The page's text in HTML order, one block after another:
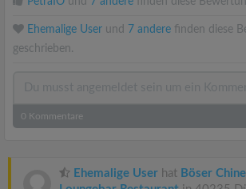
Ehemalige User und 7 andere finden diese
geschrieben.
0 Kommentare
Ehemalige User hat Böser